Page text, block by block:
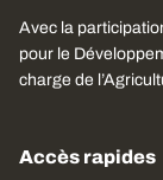
Avec la
pour le
charge de
Accès rapides